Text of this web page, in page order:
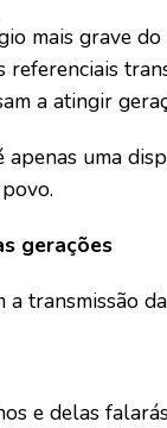
mais grave
referenciais
a atingir
apenas uma
gerações
a transmissão
e delas